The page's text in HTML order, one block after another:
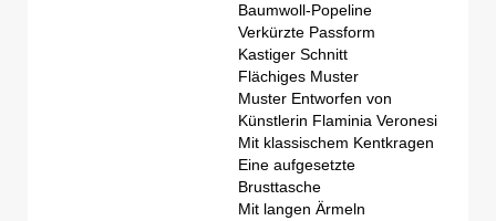
Baumwoll-Popeline
Verkürzte Passform
Kastiger Schnitt
Flächiges Muster
Muster Entworfen von
Künstlerin Flaminia Veronesi
Mit klassischem Kentkragen
Eine aufgesetzte
Brusttasche
Mit langen Ärmeln